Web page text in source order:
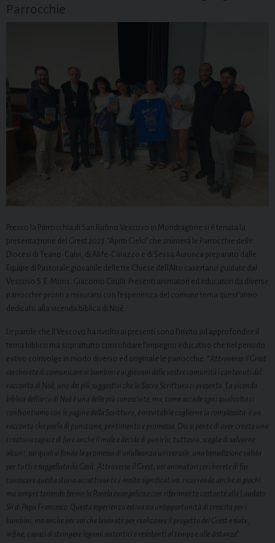
Parrocchie
Presso la Parrocchia di San Rufino Vescovo in Mondragone si è tenuta la
presentazione del Grest 2023 “Apriti Cielo” che animerà le Parrocchie delle
Diocesi di Teano-Calvi, di Alife-Caiazzo e di Sessa Aurunca preparato dalle
Equipe di Pastorale giovanile delle tre Chiese dell’Alto casertano guidate dal
Vescovo S. E. Mons. Giacomo Cirulli. Presenti animatori ed educatori da diverse
parrocchie pronti a misurarsi con l’esperienza del comune tema quest’anno
dedicato alla vicenda biblica di Noè.
Le parole che il Vescovo ha rivolto ai presenti sono l’invito ad approfondire il
tema biblico ma soprattutto consolidare l’impegno educativo che nel periodo
estivo coinvolge in modo diverso ed originale le parrocchie: “Attraverso il Grest
cercherete di comunicare ai bambini e ai giovani delle vostre comunità i contenuti del
racconto di Noè, uno dei più suggestivi che la Sacra Scrittura ci presenta. La vicenda
biblica dell’arca di Noè è una delle più conosciute, ma, come accade ogni qualvolta ci
confrontiamo con le pagine della Scrittura, è inevitabile coglierne la complessità: è un
racconto che parla di punizione, pentimento e promessa. Dio si pente di aver creato una
creatura capace di fare anche il male e decide di punirlo; tuttavia, sceglie di salvarne
alcuni, sui quali si fonda la promessa di un’alleanza universale, una benedizione valida
per tutti e suggellata da Gesù. Attraverso il Grest, voi animatori cercherete di far
conoscere questa storia accattivante e molto significativa, ricorrendo anche ai giochi,
ma sempre tenendo fermo la Parola evangelica e con riferimento costante alla Laudato
Sii di Papa Francesco. Questa esperienza estiva sia un’opportunità di crescita per i
bambini, ma anche per voi che lavorate per realizzare il progetto del Grest e siate,
infine, capaci di stringere legami autentici e resistenti al tempo e alle distanze”.